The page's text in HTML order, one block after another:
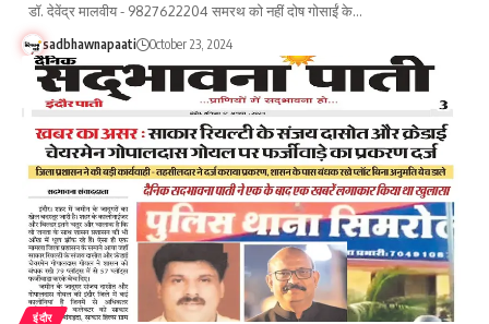
डॉ. देवेंद्र मालवीय - 9827622204 समरथ को नहीं दोष गोसाईं के…
sadbhawnapaati October 23, 2024
इंदौर